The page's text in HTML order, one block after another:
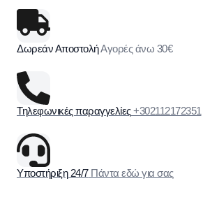
Δωρεάν ΑποστολήΑγορές άνω 30€
Τηλεφωνικές παραγγελίες +302112172351
Υποστήριξη 24/7 Πάντα εδώ για σας